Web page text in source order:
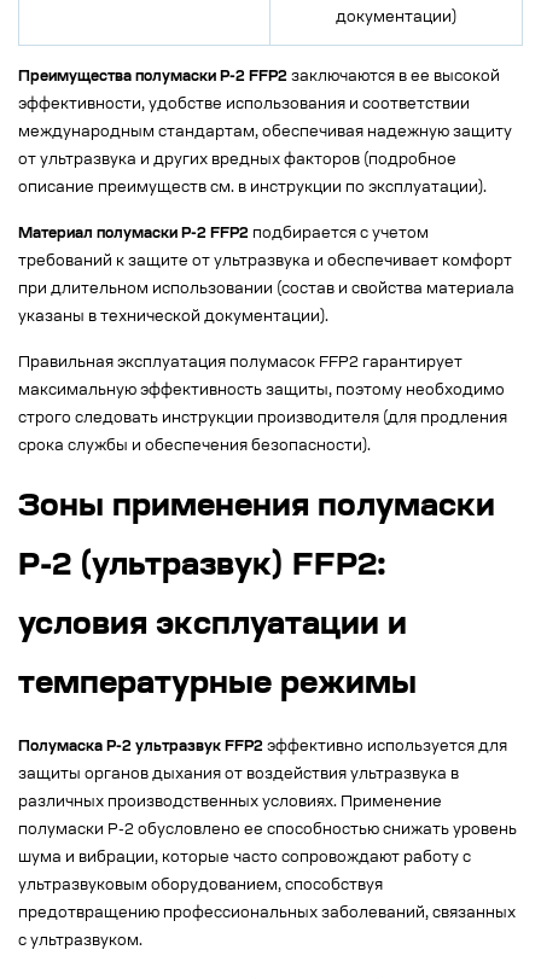
документации)
Преимущества полумаски Р-2 FFP2 заключаются в ее высокой
эффективности, удобстве использования и соответствии
международным стандартам, обеспечивая надежную защиту
от ультразвука и других вредных факторов (подробное
описание преимуществ см. в инструкции по эксплуатации).
Материал полумаски Р-2 FFP2 подбирается с учетом
требований к защите от ультразвука и обеспечивает комфорт
при длительном использовании (состав и свойства материала
указаны в технической документации).
Правильная эксплуатация полумасок FFP2 гарантирует
максимальную эффективность защиты, поэтому необходимо
строго следовать инструкции производителя (для продления
срока службы и обеспечения безопасности).
Зоны применения полумаски
Р-2 (ультразвук) FFP2:
условия эксплуатации и
температурные режимы
Полумаска Р-2 ультразвук FFP2 эффективно используется для
защиты органов дыхания от воздействия ультразвука в
различных производственных условиях. Применение
полумаски Р-2 обусловлено ее способностью снижать уровень
шума и вибрации, которые часто сопровождают работу с
ультразвуковым оборудованием, способствуя
предотвращению профессиональных заболеваний, связанных
с ультразвуком.